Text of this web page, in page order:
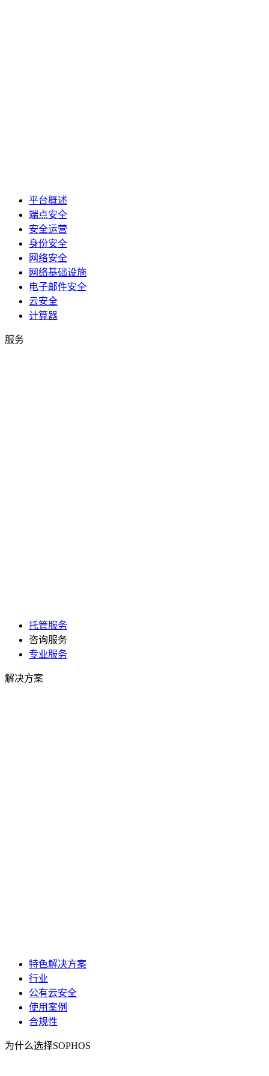
平台概述
端点安全
安全运营
身份安全
网络安全
网络基础设施
电子邮件安全
云安全
计算器
服务
托管服务
咨询服务
专业服务
解决方案
特色解决方案
行业
公有云安全
使用案例
合规性
为什么选择SOPHOS